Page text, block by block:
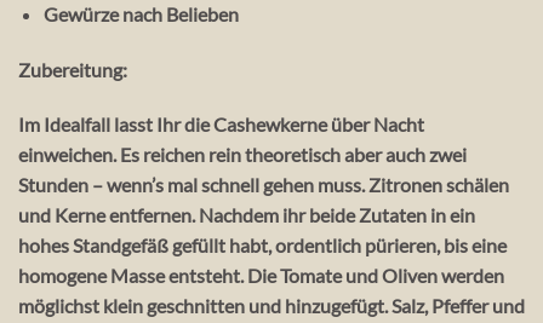
Gewürze nach Belieben
Zubereitung:
Im Idealfall lasst Ihr die Cashewkerne über Nacht
einweichen. Es reichen rein theoretisch aber auch zwei
Stunden – wenn’s mal schnell gehen muss. Zitronen schälen
und Kerne entfernen. Nachdem ihr beide Zutaten in ein
hohes Standgefäß gefüllt habt, ordentlich pürieren, bis eine
homogene Masse entsteht. Die Tomate und Oliven werden
möglichst klein geschnitten und hinzugefügt. Salz, Pfeffer und